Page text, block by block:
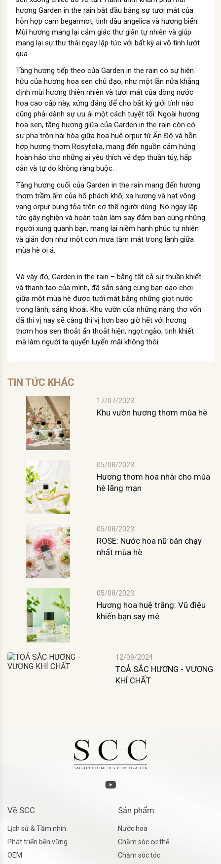
hương Garden in the rain bắt đầu bằng sự tươi mát của
hỗn hợp cam begarmot, tinh dầu angelica và hương biển.
Mùi hương mang lại cảm giác thư giãn tự nhiên và giúp
mang lại sự thư thái ngay lập tức với bất kỳ ai vô tình lướt
qua.
Tầng hương tiếp theo của Garden in the rain có sự hiện
hữu của hương hoa sen chủ đạo, như một lần nữa khẳng
định mùi hương thiên nhiên và tươi mát của dòng nước
hoa cao cấp này, xứng đáng để cho bất kỳ giới tính nào
cũng phải dành sự ưu ái một cách tuyệt tối. Ngoài hương
hoa sen, tầng hương giữa của Garden in the rain còn có
sự pha trộn hài hòa giữa hoa huệ orpur từ Ấn Độ và hỗn
hợp hương thơm Rosyfolia, mang đến nguồn cảm hứng
hoàn hảo cho những ai yêu thích vẻ đẹp thuần túy, hấp
dẫn và tự do không ràng buộc.
Tầng hương cuối của Garden in the rain mang đến hương
thơm trầm ấm của hổ phách khô, xạ hương và hạt vông
vang orpur bung tỏa trên cơ thể người dùng. Nó ngay lập
tức gây nghiện và hoàn toàn làm say đắm bạn cùng những
người xung quanh bạn, mang lại niềm hạnh phúc tự nhiên
và giản đơn như một cơn mưa tắm mát trong lành giữa
mùa hè oi ả.
Và vậy đó, Garden in the rain – bằng tất cả sự thuần khiết
và thanh tao của mình, đã sẵn sàng cùng bạn dạo chơi
giữa một mùa hè được tưới mát bằng những giọt nước
trong lành, sảng khoái. Khu vườn của những nàng thơ vốn
đã thi vị nay sẽ càng thi vị hơn bao giờ hết với hương
thơm hoa sen thoắt ẩn thoắt hiện, ngọt ngào, tinh khiết
mà làm người ta quyến luyến mãi không thôi.
TIN TỨC KHÁC
17/07/2023
Khu vườn hương thơm mùa hè
05/08/2023
Hương thơm hoa nhài cho mùa
hè lãng mạn
05/08/2023
ROSE: Nước hoa nữ bán chạy
nhất mùa hè
05/08/2023
Hương hoa huệ trắng: Vũ điệu
khiến bạn say mê
12/09/2024
TOẢ SẮC HƯƠNG - VƯƠNG
KHÍ CHẤT
Về SCC
Lịch sử & Tầm nhìn
Phát triển bền vững
OEM
Sản phẩm
Nước hoa
Chăm sóc cơ thể
Chăm sóc tóc